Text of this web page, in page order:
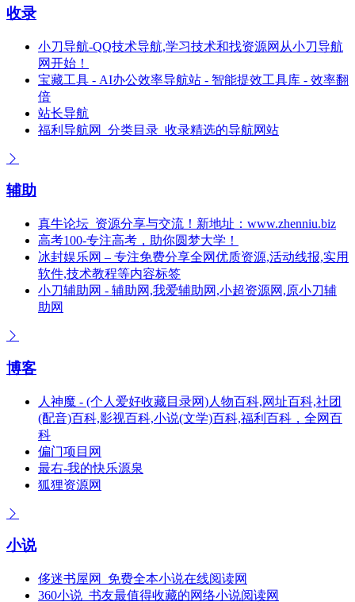
收录
小刀导航-QQ技术导航,学习技术和找资源网从小刀导航
网开始！
宝藏工具 - AI办公效率导航站 - 智能提效工具库 - 效率翻
倍
站长导航
福利导航网_分类目录_收录精选的导航网站
辅助
真牛论坛_资源分享与交流！新地址：www.zhenniu.biz
高考100-专注高考，助你圆梦大学！
冰封娱乐网 – 专注免费分享全网优质资源,活动线报,实用
软件,技术教程等内容标签
小刀辅助网 - 辅助网,我爱辅助网,小超资源网,原小刀辅
助网
博客
人神魔 - (个人爱好收藏目录网)人物百科,网址百科,社团
(配音)百科,影视百科,小说(文学)百科,福利百科，全网百
科
偏门项目网
最右-我的快乐源泉
狐狸资源网
小说
侈迷书屋网_免费全本小说在线阅读网
360小说_书友最值得收藏的网络小说阅读网